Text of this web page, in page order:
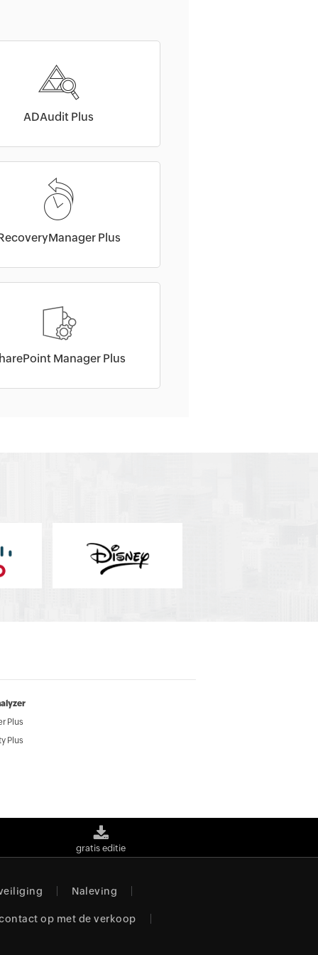
ADAudit Plus
Plus
Manager Plus
Plus
Plus
gratis editie
Naleving
op met de verkoop